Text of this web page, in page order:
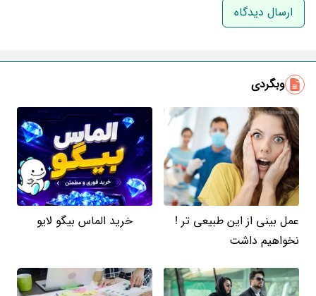
وبگردی
عمل بینی از این طبیعی تر !
نخواهیم داشت
خرید الماس بیگو لایو